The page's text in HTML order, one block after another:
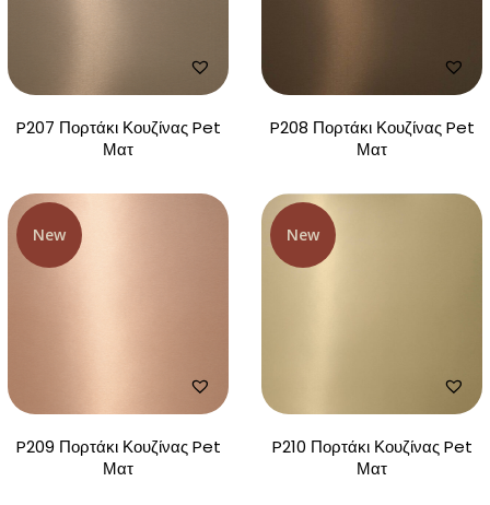
P207 Πορτάκι Κουζίνας Pet
Ματ
P208 Πορτάκι Κουζίνας Pet
Ματ
New
P209 Πορτάκι Κουζίνας Pet
Ματ
New
P210 Πορτάκι Κουζίνας Pet
Ματ